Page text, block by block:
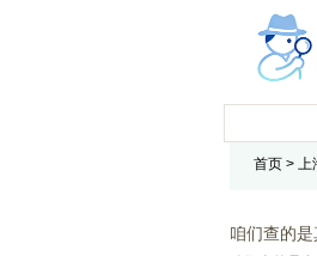
首页 > 上
咱们查的